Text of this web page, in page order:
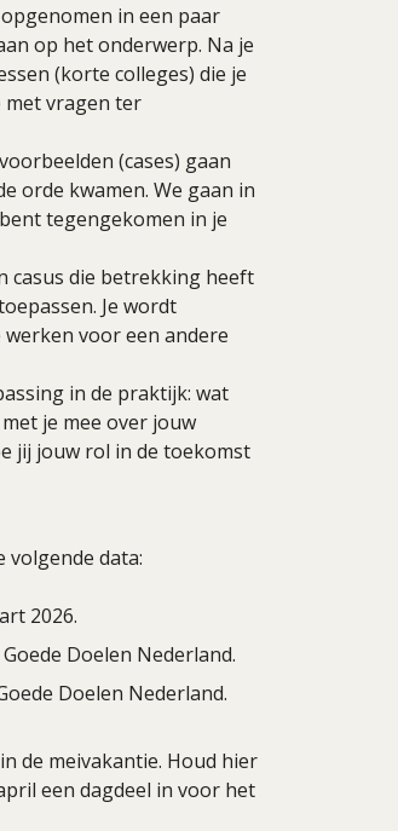
in een paar
op het onderwerp. Na je
(korte colleges) die je
vragen ter
(cases) gaan
orde kwamen. We gaan in
tegengekomen in je
casus die betrekking heeft
Je wordt
voor een andere
in de praktijk: wat
je mee over jouw
jij jouw rol in de toekomst
volgende data:
2026.
Doelen Nederland.
Doelen Nederland.
de meivakantie. Houd hier
een dagdeel in voor het